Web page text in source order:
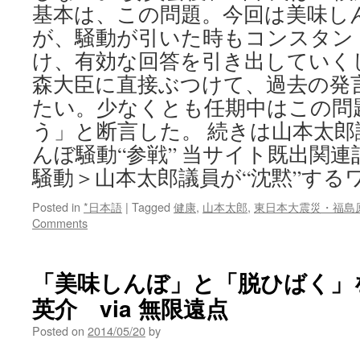
基本は、この問題。今回は美味
が、騒動が引いた時もコンスタ
け、有効な回答を引き出してい
森大臣に直接ぶつけて、過去の発
たい。少なくとも任期中はこの
う」と断言した。 続きは山本太
んぼ騒動“参戦” 当サイト既出関
騒動＞山本太郎議員が“沈黙”する
Posted in *日本語 | Tagged 健康, 山本太郎, 東日本大震災・福島
Comments
「美味しんぼ」と「脱ひばく
英介 via 無限遠点
Posted on 2014/05/20by